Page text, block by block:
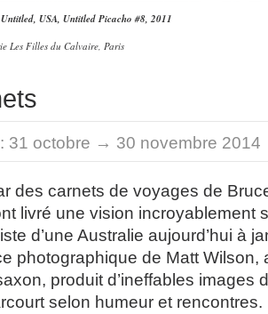
USA, Untitled Picacho #8, 2011
Les Filles du Calvaire, Paris
31 octobre → 30 novembre 2014
des carnets de voyages de
livré une vision incroyablement
d’une Australie aujourd’hui à
photographique de Matt Wilson,
produit d’ineffables images
selon humeur et